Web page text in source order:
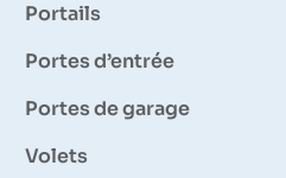
Portails
Portes d’entrée
Portes de garage
Volets